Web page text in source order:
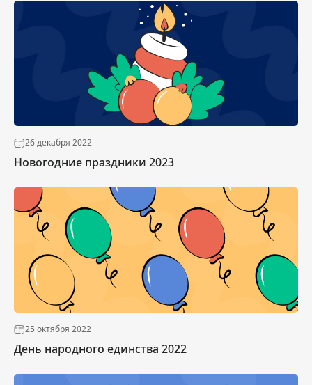
26 декабря 2022
Новогодние праздники 2023
25 октября 2022
День народного единства 2022